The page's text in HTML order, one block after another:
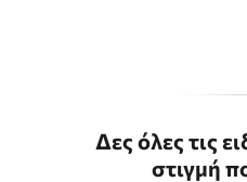
Δες όλες τις
στιγμή